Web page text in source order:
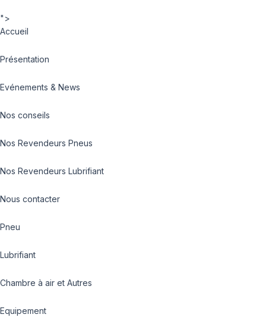
">
Accueil
Présentation
Evénements & News
Nos conseils
Nos Revendeurs Pneus
Nos Revendeurs Lubrifiant
Nous contacter
Pneu
Lubrifiant
Chambre à air et Autres
Equipement